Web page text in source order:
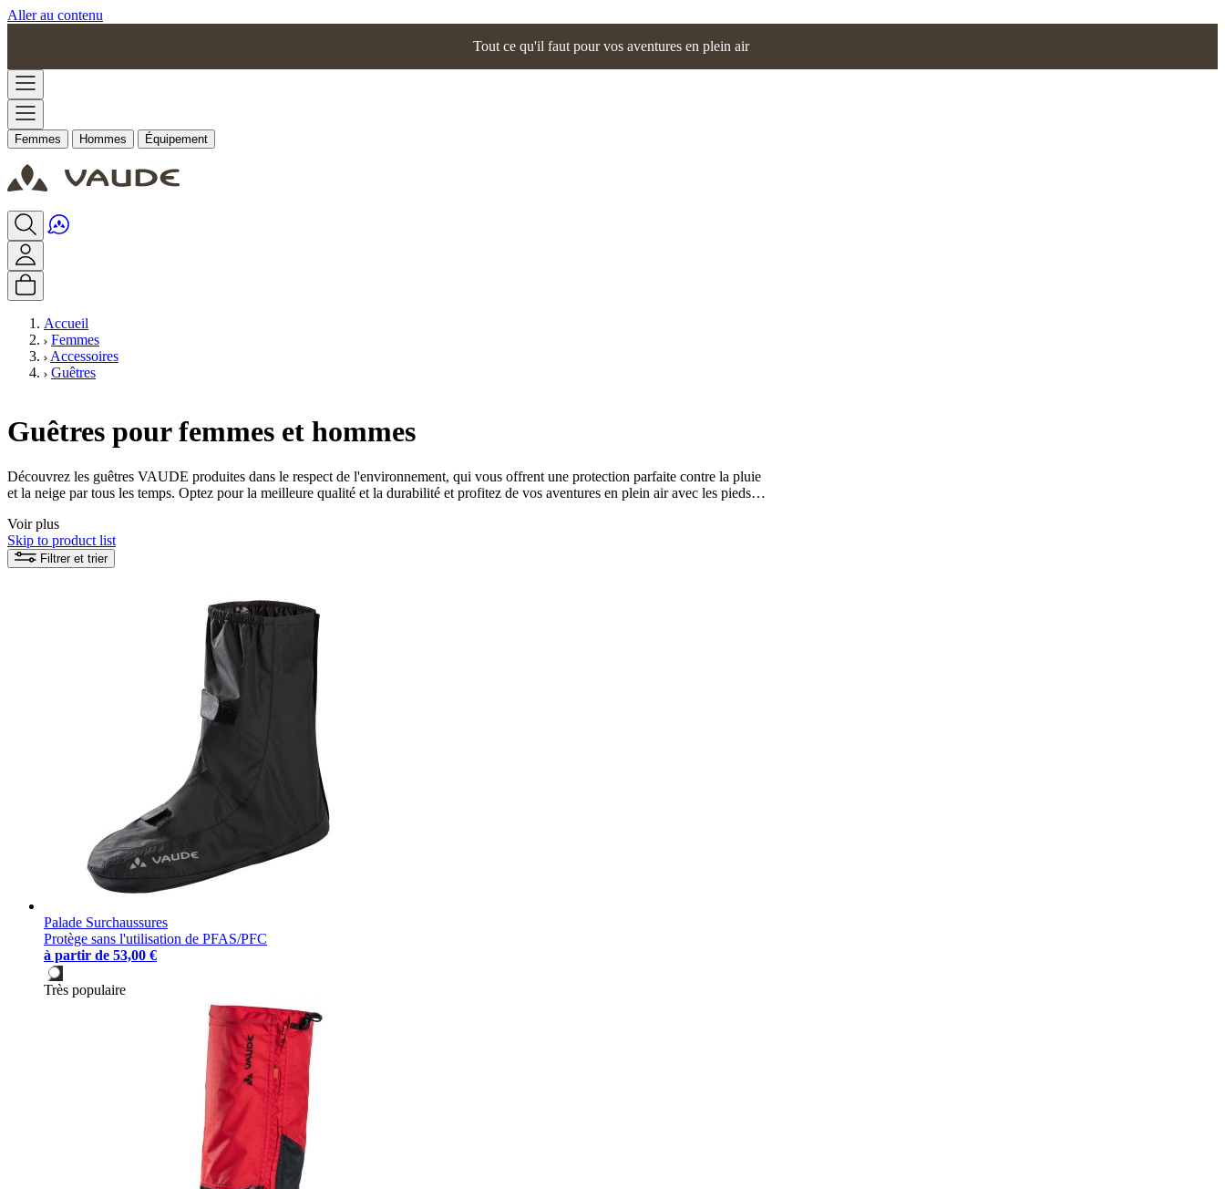
Aller au contenu
Tout ce qu'il faut pour vos aventures en plein air
Femmes Hommes Équipement
Accueil
Femmes
Accessoires
Guêtres
Guêtres pour femmes et hommes
Découvrez les guêtres VAUDE produites dans le respect de l'environnement, qui vous offrent une protection parfaite contre la pluie
et la neige par tous les temps. Optez pour la meilleure qualité et la durabilité et profitez de vos aventures en plein air avec les pieds
Voir plus
Skip to product list
Filtrer et trier
Palade Surchaussures
Protège sans l'utilisation de PFAS/PFC
à partir de 53,00 €
Très populaire